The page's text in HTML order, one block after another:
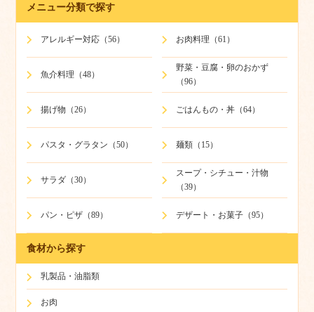
メニュー分類で探す
アレルギー対応（56） お肉料理（61）
魚介料理（48）
野菜・豆腐・卵のおかず
（96）
揚げ物（26） ごはんもの・丼（64）
パスタ・グラタン（50） 麺類（15）
サラダ（30）
スープ・シチュー・汁物
（39）
パン・ピザ（89） デザート・お菓子（95）
食材から探す
乳製品・油脂類
お肉